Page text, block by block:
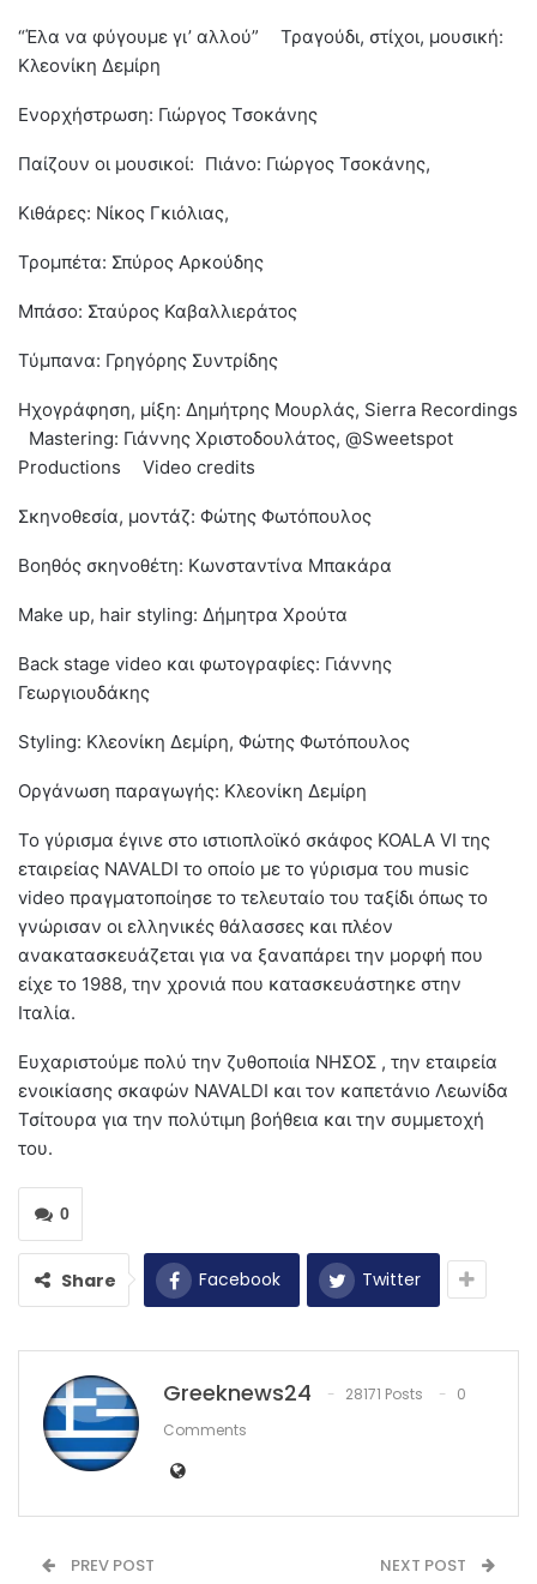
“Έλα να φύγουμε γι’ αλλού” Τραγούδι, στίχοι, μουσική:
Κλεονίκη Δεμίρη
Ενορχήστρωση: Γιώργος Τσοκάνης
Παίζουν οι μουσικοί: Πιάνο: Γιώργος Τσοκάνης,
Κιθάρες: Νίκος Γκιόλιας,
Τρομπέτα: Σπύρος Αρκούδης
Μπάσο: Σταύρος Καβαλλιεράτος
Τύμπανα: Γρηγόρης Συντρίδης
Ηχογράφηση, μίξη: Δημήτρης Μουρλάς, Sierra Recordings
Mastering: Γιάννης Χριστοδουλάτος, @Sweetspot
Productions Video credits
Σκηνοθεσία, μοντάζ: Φώτης Φωτόπουλος
Βοηθός σκηνοθέτη: Κωνσταντίνα Μπακάρα
Make up, hair styling: Δήμητρα Χρούτα
Back stage video και φωτογραφίες: Γιάννης
Γεωργιουδάκης
Styling: Κλεονίκη Δεμίρη, Φώτης Φωτόπουλος
Οργάνωση παραγωγής: Κλεονίκη Δεμίρη
Το γύρισμα έγινε στο ιστιοπλοϊκό σκάφος KOALA VI της
εταιρείας NAVALDI το οποίο με το γύρισμα του music
video πραγματοποίησε το τελευταίο του ταξίδι όπως το
γνώρισαν οι ελληνικές θάλασσες και πλέον
ανακατασκευάζεται για να ξαναπάρει την μορφή που
είχε το 1988, την χρoνιά που κατασκευάστηκε στην
Ιταλία.
Ευχαριστούμε πολύ την ζυθοποιία ΝΗΣΟΣ , την εταιρεία
ενοικίασης σκαφών NAVALDI και τον καπετάνιο Λεωνίδα
Τσίτουρα για την πολύτιμη βοήθεια και την συμμετοχή
του.
0
Share Facebook Twitter
Greeknews24 28171 Posts
0
Comments
PREV POST NEXT POST